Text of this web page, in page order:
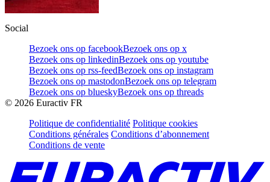
Social
Bezoek ons op facebookBezoek ons op x
Bezoek ons op linkedinBezoek ons op youtube
Bezoek ons op rss-feedBezoek ons op instagram
Bezoek ons op mastodonBezoek ons op telegram
Bezoek ons op blueskyBezoek ons op threads
© 2026 Euractiv FR
Politique de confidentialité Politique cookies
Conditions générales Conditions d’abonnement
Conditions de vente